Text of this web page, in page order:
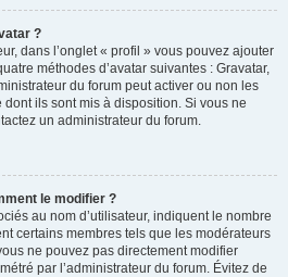
?
dans l’onglet « profil » vous pouvez ajouter
méthodes d’avatar suivantes : Gravatar,
du forum peut activer ou non les
ils sont mis à disposition. Si vous ne
un administrateur du forum.
le modifier ?
au nom d’utilisateur, indiquent le nombre
certains membres tels que les modérateurs
ne pouvez pas directement modifier
par l’administrateur du forum. Évitez de